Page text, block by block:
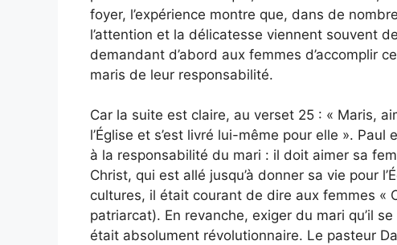
foyer, l’expérience montre que, dans de
l’attention et la délicatesse viennent souvent
demandant d’abord aux femmes d’accomplir
maris de leur responsabilité.
Car la suite est claire, au verset 25 : « Maris,
l’Église et s’est livré lui-même pour elle ».
à la responsabilité du mari : il doit aimer sa
Christ, qui est allé jusqu’à donner sa vie pour
cultures, il était courant de dire aux femmes «
patriarcat). En revanche, exiger du mari qu’il
était absolument révolutionnaire. Le pasteur